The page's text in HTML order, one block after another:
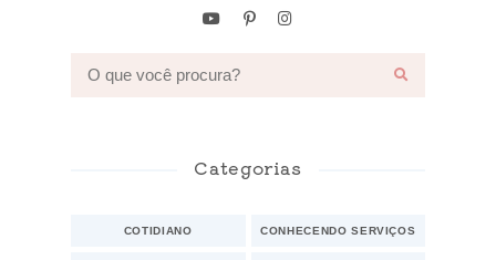
Categorias
COTIDIANO CONHECENDO SERVIÇOS